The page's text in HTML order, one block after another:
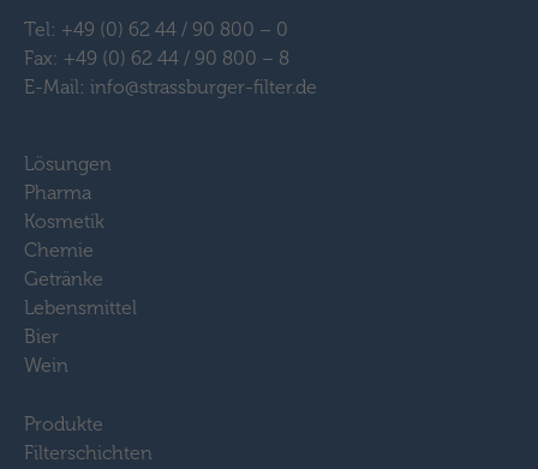
Tel: +49 (0) 62 44 / 90 800 – 0
Fax: +49 (0) 62 44 / 90 800 – 8
E-Mail: info@strassburger-filter.de
Lösungen
Pharma
Kosmetik
Chemie
Getränke
Lebensmittel
Bier
Wein
Produkte
Filterschichten